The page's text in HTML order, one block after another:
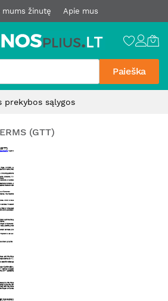
mums žinutę Apie mus
Paieška
prekybos sąlygos
(GTT)